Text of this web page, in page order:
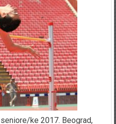
ke 2017. Beograd,